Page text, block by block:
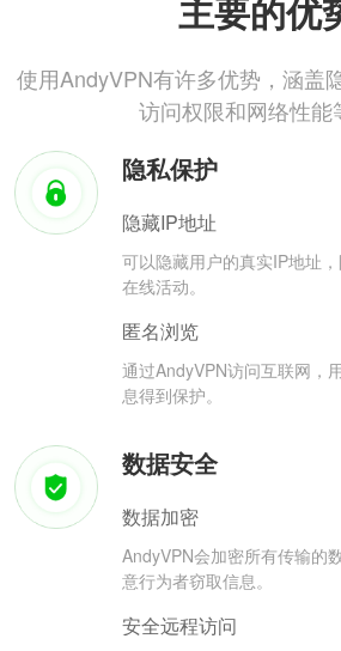
主要的优
使用AndyVPN有许多优势，涵盖
访问权限和网络性能
隐私保护
隐藏IP地址
可以隐藏用户的真实IP地址
在线活动。
匿名浏览
通过AndyVPN访问互联网，
息得到保护。
数据安全
数据加密
AndyVPN会加密所有传输的
意行为者窃取信息。
安全远程访问